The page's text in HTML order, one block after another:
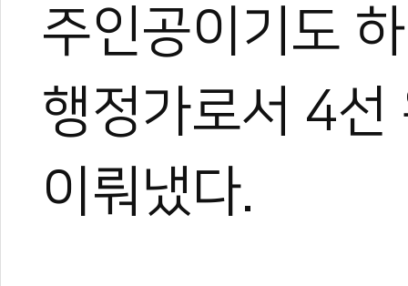
주인공이기도
행정가로서 4선
이뤄냈다.